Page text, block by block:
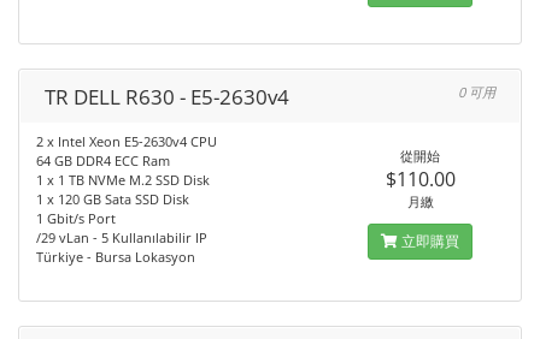
TR DELL R630 - E5-2630v4 0 可用
2 x Intel Xeon E5-2630v4 CPU
64 GB DDR4 ECC Ram
1 x 1 TB NVMe M.2 SSD Disk
1 x 120 GB Sata SSD Disk
1 Gbit/s Port
/29 vLan - 5 Kullanılabilir IP
Türkiye - Bursa Lokasyon
從開始
$110.00
月繳
立即購買